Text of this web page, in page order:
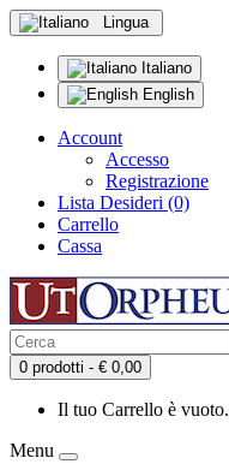
Lingua
Italiano
English
Account
Accesso
Registrazione
Lista Desideri (0)
Carrello
Cassa
0 prodotti - € 0,00
Il tuo Carrello è vuoto.
Menu